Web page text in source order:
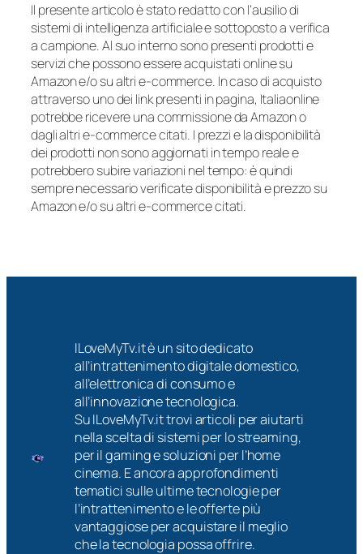
Il presente articolo è stato redatto con l’ausilio di
sistemi di intelligenza artificiale e sottoposto a verifica
a campione. Al suo interno sono presenti prodotti e
servizi che possono essere acquistati online su
Amazon e/o su altri e-commerce. In caso di acquisto
attraverso uno dei link presenti in pagina, Italiaonline
potrebbe ricevere una commissione da Amazon o
dagli altri e-commerce citati. I prezzi e la disponibilità
dei prodotti non sono aggiornati in tempo reale e
potrebbero subire variazioni nel tempo: è quindi
sempre necessario verificate disponibilità e prezzo su
Amazon e/o su altri e-commerce citati.
ILoveMyTv.it è un sito dedicato
all’intrattenimento digitale domestico,
all’elettronica di consumo e
all’innovazione tecnologica.
Su ILoveMyTv.it trovi articoli per aiutarti
nella scelta di sistemi per lo streaming,
per il gaming e soluzioni per l’home
cinema. E ancora approfondimenti
tematici sulle ultime tecnologie per
l’intrattenimento e le offerte più
vantaggiose per acquistare il meglio
che la tecnologia possa offrire.